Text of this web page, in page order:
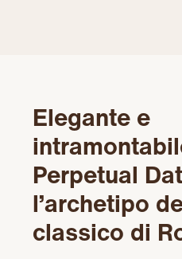
Elegante e
Perpetual
l’archetipo
classico di